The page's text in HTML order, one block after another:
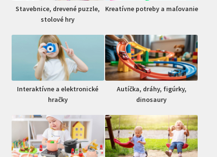
Stavebnice, drevené puzzle,
stolové hry
Kreatívne potreby a maľovanie
Interaktívne a elektronické
hračky
Autíčka, dráhy, figúrky,
dinosaury